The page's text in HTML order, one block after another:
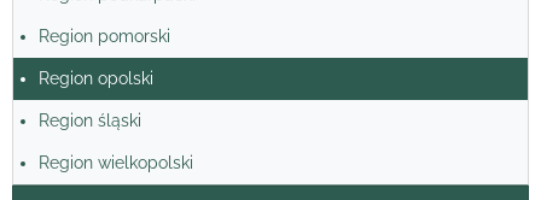
Region pomorski
Region opolski
Region śląski
Region wielkopolski